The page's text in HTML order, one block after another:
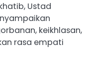
Ustad
keikhlasan,
rasa empati